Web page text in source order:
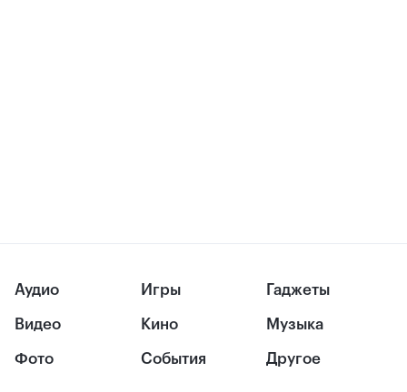
Аудио
Видео
Фото
Игры
Кино
События
Гаджеты
Музыка
Другое